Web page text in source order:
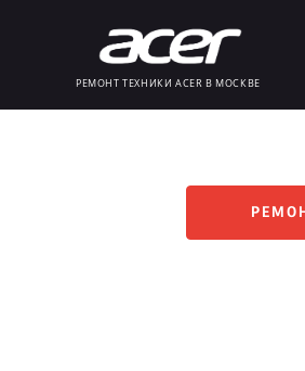
РЕМОНТ ТЕХНИКИ ACER В МОСКВЕ